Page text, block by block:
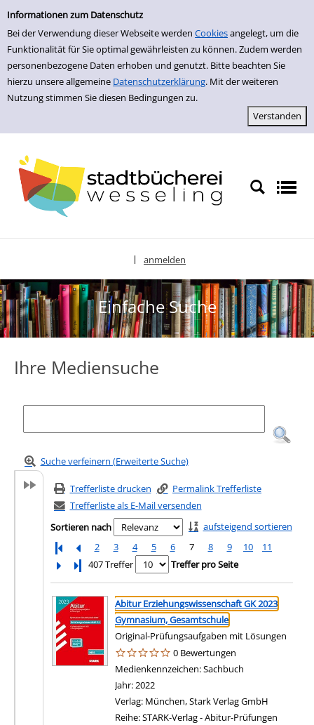
Informationen zum Datenschutz
Bei der Verwendung dieser Webseite werden Cookiesangelegt, um die
Funktionalität für Sie optimal gewährleisten zu können. Zudem werden
personenbezogene Daten erhoben und genutzt. Bitte beachten Sie
hierzu unsere allgemeine Datenschutzerklärung. Mit der weiteren
Nutzung stimmen Sie diesen Bedingungen zu.
zur Navigation springen
zum Inhalt springen
Zu den Suchfiltern springen
Zur Trefferliste springen
anmelden
Einfache Suche
Ihre Mediensuche
Suche verfeinern (Erweiterte Suche)
Trefferliste drucken
Permalink Trefferliste
Trefferliste als E-Mail versenden
Sortieren nach
aufsteigend sortieren
2
3 4 5 6 7 8 9 10
11
Letzte Seite
407 Treffer Treffer pro Seite
Suchergebnis
Zu den Suchfiltern springen
Abitur Erziehungswissenschaft GK 2023
Gymnasium, Gesamtschule
Original-Prüfungsaufgaben mit Lösungen
0 Bewertungen
Suche nach diesem Verfasser
Medienkennzeichen:Sachbuch
Jahr:2022
Verlag: München, Stark Verlag GmbH
Reihe:STARK-Verlag - Abitur-Prüfungen